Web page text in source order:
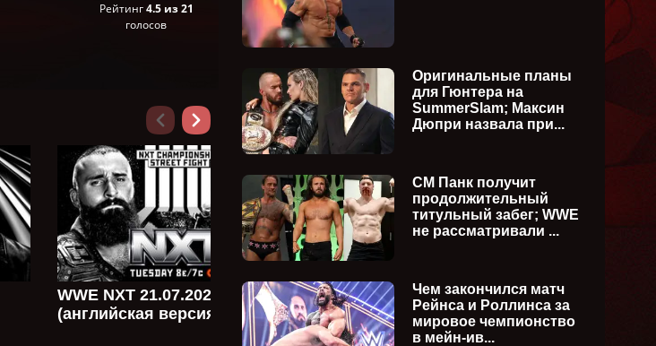
Рейтинг4.5 из 21
голосов
WWE NXT 21.07.2026
(английская версия)
WWE NXT 14.07.2026
(английская версия)
Оригинальные планы
для Гюнтера на
SummerSlam; Максин
Дюпри назвала при...
СМ Панк получит
продолжительный
титульный забег; WWE
не рассматривали ...
Чем закончился матч
Рейнса и Роллинса за
мировое чемпионство
в мейн-ив...